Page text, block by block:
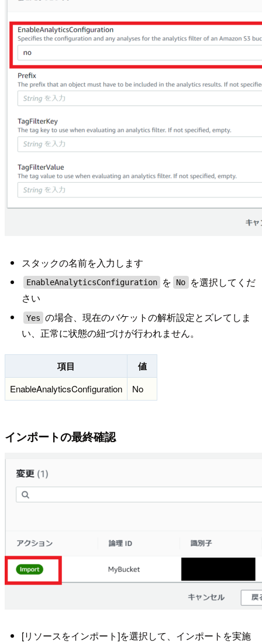
スタックの名前を入力します
EnableAnalyticsConfiguration を No
を選択してくだ
さい
Yes の場合、現在のバケットの解析設定とズレてしま
い、正常に状態の紐づけが行われません。
項目 値
EnableAnalyticsConfiguration No
インポートの最終確認
[リソースをインポート]を選択して、インポートを実施